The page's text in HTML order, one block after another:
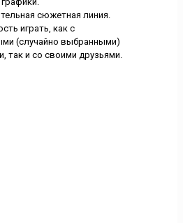
сюжетная линия.
играть, как с
(случайно выбранными)
так и со своими друзьями.